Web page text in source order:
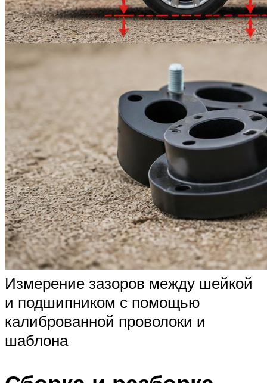
Измерение зазоров между шейкой
и подшипником с помощью
калиброванной проволоки и
шаблона